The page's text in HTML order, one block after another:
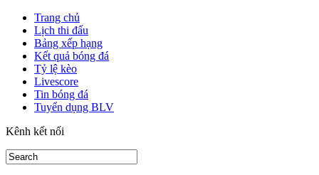
Trang chủ
Lịch thi đấu
Bảng xếp hạng
Kết quả bóng đá
Tỷ lệ kèo
Livescore
Tin bóng đá
Tuyển dụng BLV
Kênh kết nối